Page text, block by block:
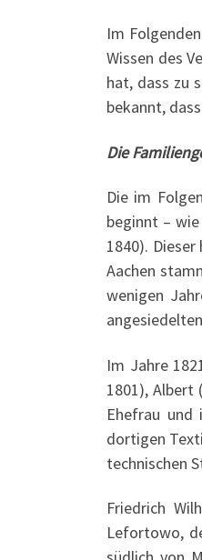
Im
Wissen des
hat, dass zu
bekannt,
Die
Die im
beginnt –
1840).
Aachen
wenigen
Im Jahre
1801), Albert
Ehefrau und
dortigen
technischen
Friedrich
Lefortowo,